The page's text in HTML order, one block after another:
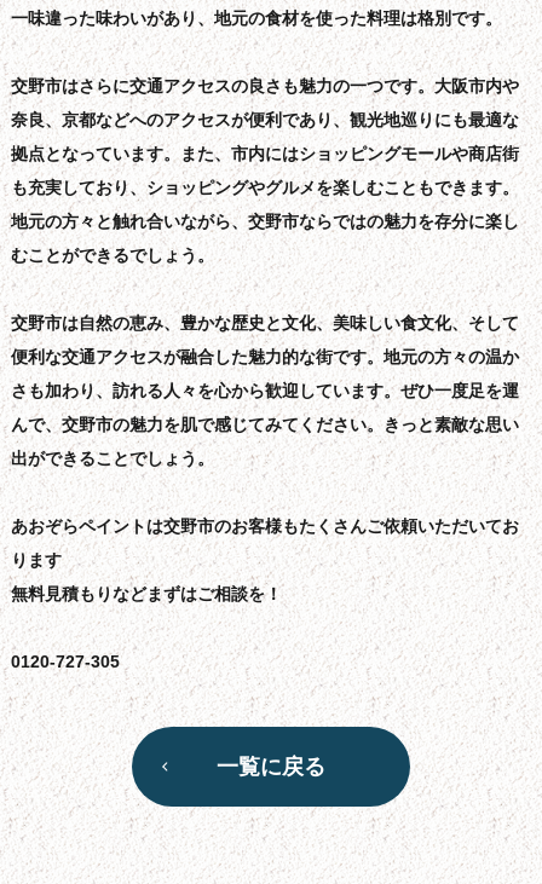
一味違った味わいがあり、地元の食材を使った料理は格別です。
交野市はさらに交通アクセスの良さも魅力の一つです。大阪市内や
奈良、京都などへのアクセスが便利であり、観光地巡りにも最適な
拠点となっています。また、市内にはショッピングモールや商店街
も充実しており、ショッピングやグルメを楽しむこともできます。
地元の方々と触れ合いながら、交野市ならではの魅力を存分に楽し
むことができるでしょう。
交野市は自然の恵み、豊かな歴史と文化、美味しい食文化、そして
便利な交通アクセスが融合した魅力的な街です。地元の方々の温か
さも加わり、訪れる人々を心から歓迎しています。ぜひ一度足を運
んで、交野市の魅力を肌で感じてみてください。きっと素敵な思い
出ができることでしょう。
あおぞらペイントは交野市のお客様もたくさんご依頼いただいてお
ります
無料見積もりなどまずはご相談を！
0120-727-305
一覧に戻る